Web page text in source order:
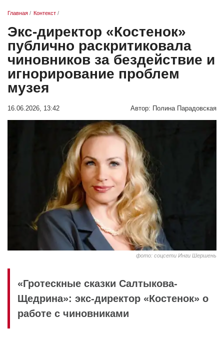
Главная / Контекст /
Экс-директор «Костенок»
публично раскритиковала
чиновников за бездействие и
игнорирование проблем
музея
16.06.2026, 13:42 Автор: Полина Парадовская
фото: соцсети Инги Шершень
«Гротескные сказки Салтыкова-
Щедрина»: экс-директор «Костенок» о
работе с чиновниками